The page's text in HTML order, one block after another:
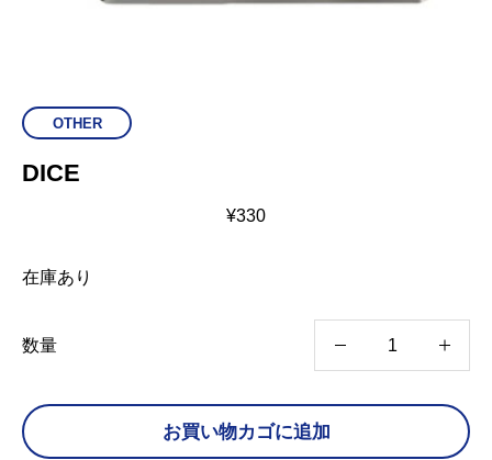
OTHER
DICE
¥330
在庫あり
数量
I
C
お買い物カゴに追加